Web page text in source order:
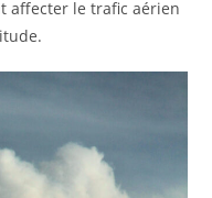
affecter le trafic aérien